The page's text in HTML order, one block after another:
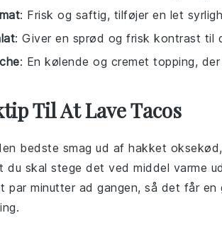
: Frisk og saftig, tilføjer en let
: Giver en sprød og frisk kontrast til
: En kølende og cremet topping,
Til At Lave Tacos
bedste smag ud af hakket oksekød
du skal stege det ved middel varme
par minutter ad gangen, så det får